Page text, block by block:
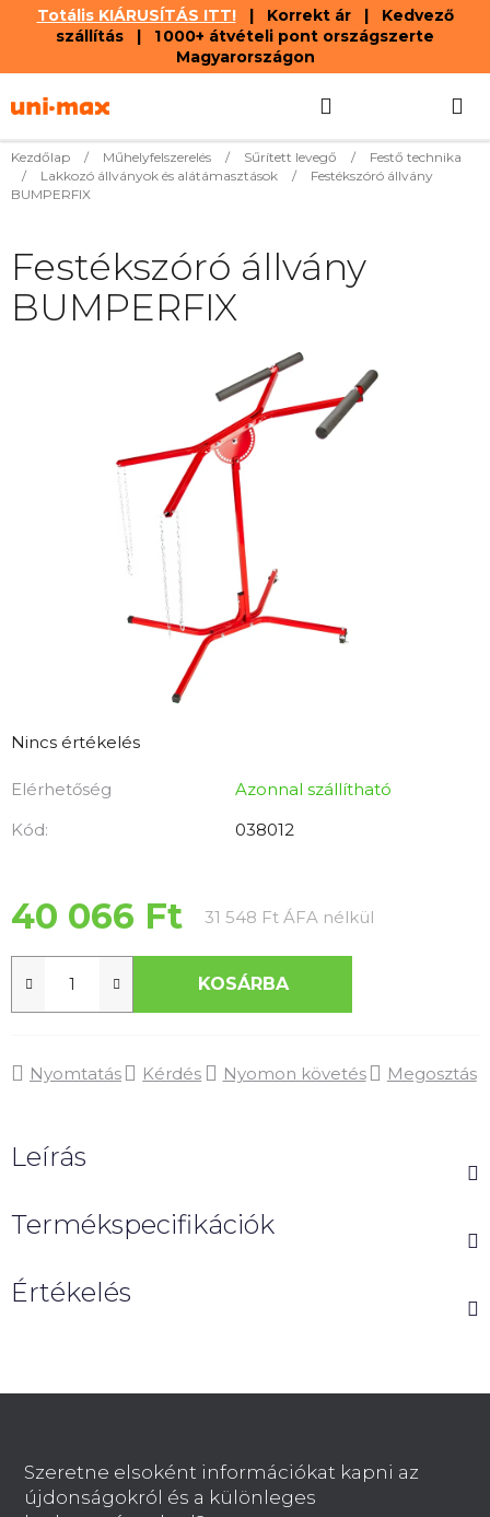
Totális KIÁRUSÍTÁS ITT!| Korrekt ár | Kedvező
szállítás | 1 000+ átvételi pont országszerte
Magyarországon
tartalomhoz
KOSÁR
Kezdőlap / Műhelyfelszerelés / Sűrített levegő /
Festő technika
/
Lakkozó állványok és alátámasztások /
Festékszóró állvány
BUMPERFIX
A
átlagos
értékelése
0,0
csillag.
Nincs értékelés
Elérhetőség
Azonnal szállítható
Kód:
038012
40 066 Ft 31 548 Ft ÁFA nélkül
KOSÁRBA
Nyomtatás Kérdés Nyomon követés Megosztás
Festékszóró állvány
BUMPERFIX
Leírás
Termékspecifikációk
Értékelés
Szeretne elsoként információkat kapni az
újdonságokról és a különleges